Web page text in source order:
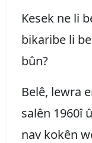
Kesek ne li
bikaribe li
bûn?
Belê, lewra
salên 1960î
nav kokên